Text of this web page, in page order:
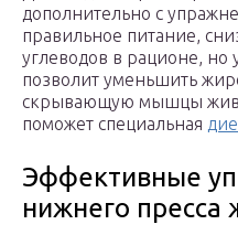
дополнительно с
правильное питание,
углеводов в рационе, но
позволит уменьшить
скрывающую мышцы
поможет специальная
Эффективные
нижнего пресса